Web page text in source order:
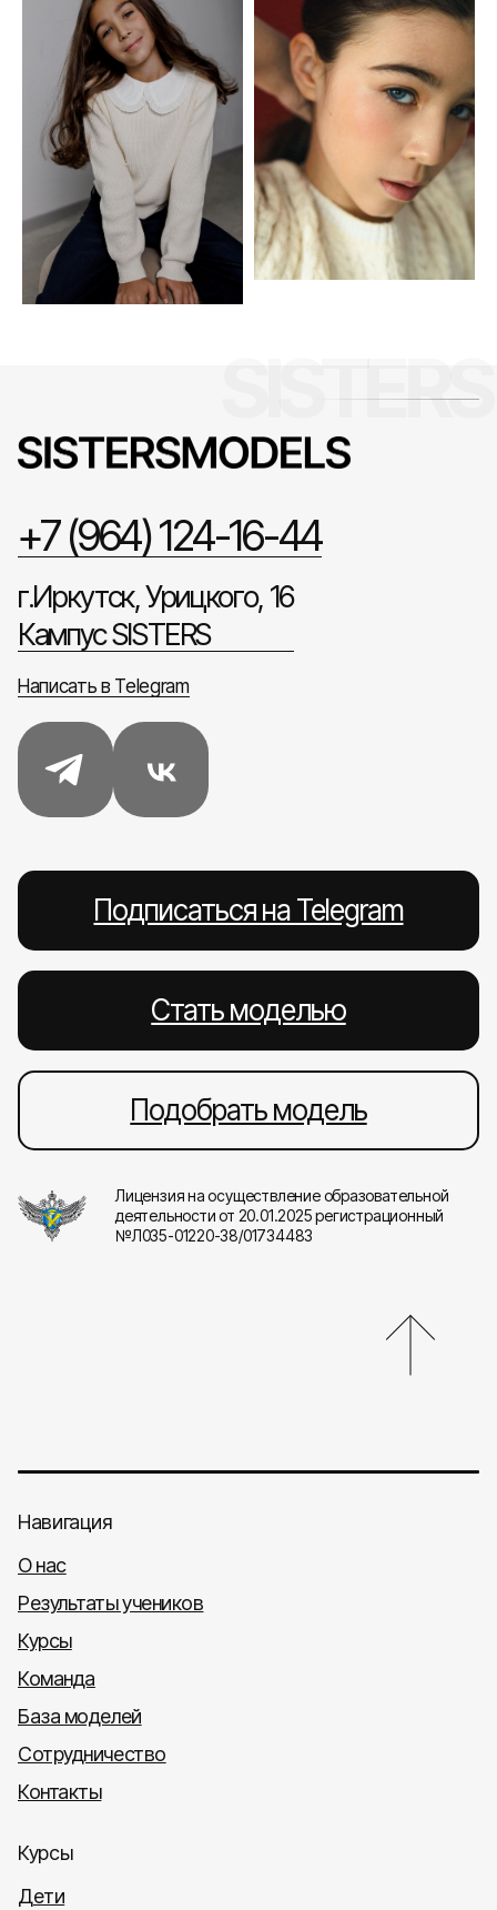
+7 (964) 124-16-44
г.Иркутск, Урицкого, 16
Кампус SISTERS
Написать в Telegram
Подписаться на Telegram
Стать моделью
Подобрать модель
Лицензия на осуществление образовательной
деятельности от 20.01.2025 регистрационный
№Л035-01220-38/01734483
Навигация
О нас
Результаты учеников
Курсы
Команда
База моделей
Сотрудничество
Контакты
Курсы
Дети